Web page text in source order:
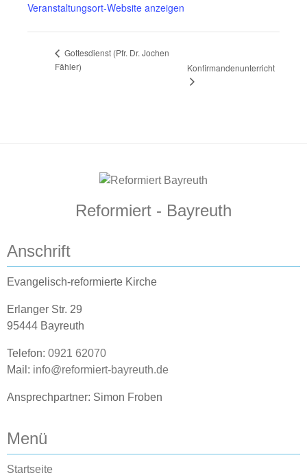
Veranstaltungsort-Website anzeigen
Gottesdienst (Pfr. Dr. Jochen
Fähler)
Konfirmandenunterricht
Reformiert - Bayreuth
Anschrift
Evangelisch-reformierte Kirche
Erlanger Str. 29
95444 Bayreuth
Telefon: 0921 62070
Mail: info@reformiert-bayreuth.de
Ansprechpartner: Simon Froben
Menü
Startseite